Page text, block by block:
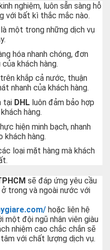
nghiệm, luôn sẵn sàng hỗ
với bất kì thắc mắc nào.
một trong những dịch vụ
hóa nhanh chóng, đơn
khách hàng.
khắp cả nước, thuận
nhanh của khách hàng.
tạiDHLluôn đảm bảo hợp
hàng.
hiện minh bạch, nhanh
khách hàng.
loại mặt hàng mà khách
sẽ đáp ứng yêu cầu
trong và ngoài nước với
hoặc liên hệ
một đội ngũ nhân viên giàu
nhiệm cao chắc chắn sẽ
với chất lượng dịch vụ.